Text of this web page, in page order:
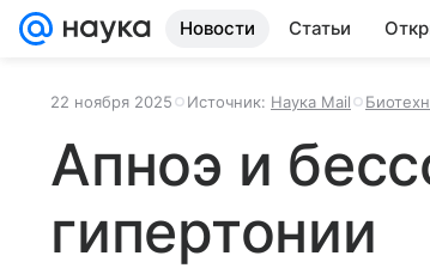
Новости Статьи
22 ноября 2025 Источник: Наука Mail
Апноэ и
гипертонии